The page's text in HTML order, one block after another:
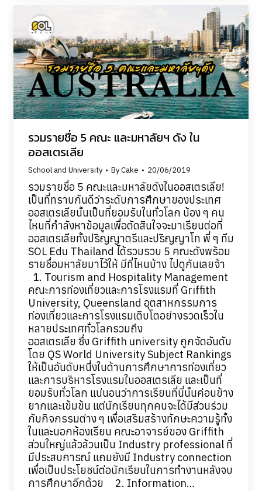
รวมรายชื่อ 5 คณะ และมหาลัยฯ ดัง ใน
ออสเตรเลีย
School and University ByCake 20/06/2019
รวมรายชื่อ 5 คณะและมหาลัยดังในออสเตรเลีย!
เป็นที่ทราบกันดีว่าระดับการศึกษาของประเทศ
ออสเตรเลียนั้นเป็นที่ยอมรับในทั่วโลก น้อง ๆ คน
ไหนที่กำลังหาข้อมูลเพื่อตัดสินใจจะมาเรียนต่อที่
ออสเตรเลียทั้งปริญญาตรีและปริญญาโท พี่ ๆ ทีม
SOL Edu Thailand ได้รวมรวบ 5 คณะดังพร้อม
รายชื่อมหาลัยมาไว้ให้ มีที่ไหนบ้าง ไปดูกันเลยจ้า
1. Tourism and Hospitality Management
คณะการท่องเที่ยวและการโรงแรมที่ Griffith
University, Queensland อุตสาหกรรมการ
ท่องเที่ยวและการโรงแรมเติบโตอย่างรวดเร็วใน
หลายประเทศทั่วโลกรวมถึง
ออสเตรเลีย ซึ่ง Griffith university ถูกจัดอันดับ
โดย QS World University Subject Rankings
ให้เป็นอันดับหนึ่งในด้านการศึกษาการท่องเที่ยว
และการบริหารโรงแรมในออสเตรเลีย และเป็นที่
ยอมรับทั่วโลก แน่นอนว่าการเรียนที่นี่นั้นค่อนข้าง
ยากและเข้มข้น แต่นักเรียนทุกคนจะได้มีส่วนร่วม
กับกิจกรรมต่าง ๆ เพื่อเสริมสร้างทักษะความรู้ทั้ง
ในและนอกห้องเรียน คณะอาจารย์ของ Griffith
ส่วนใหญ่แล้วล้วนเป็น Industry professional ที่
มีประสบการณ์ แถมยังมี Industry connection
เพื่อเป็นประโยชน์ต่อนักเรียนในการทำงานหลังจบ
การศึกษาอีกด้วย 2. Information…